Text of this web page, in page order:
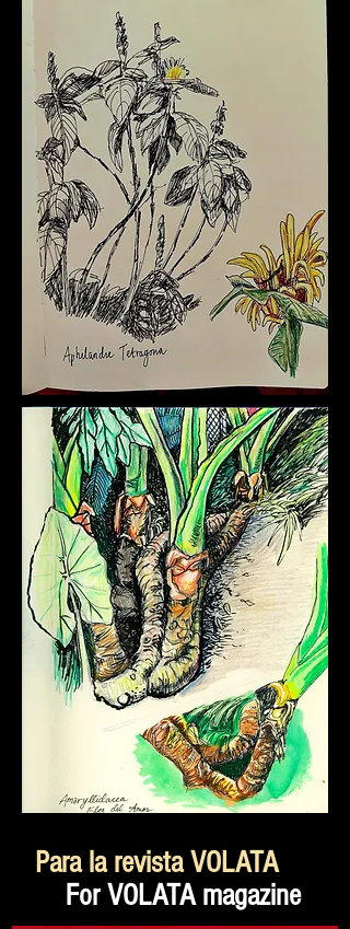
Para la revista VOLATA
For VOLATA magazine